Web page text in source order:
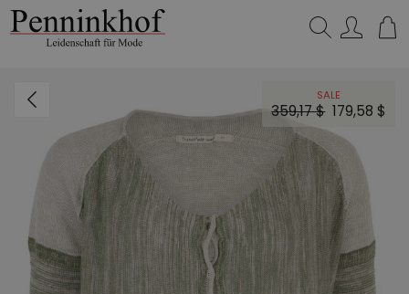
SALE
359,17 $ 179,58 $